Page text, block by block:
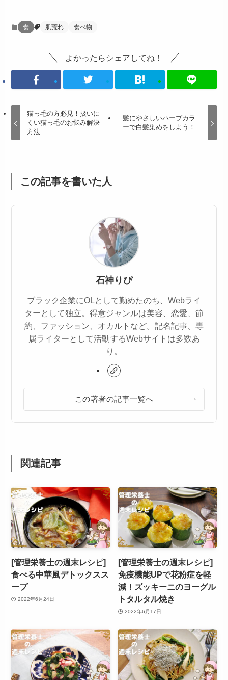
食 肌荒れ 食べ物
よかったらシェアしてね！
猫っ毛の方必見！扱いに
くい猫っ毛のお悩み解決
方法
髪にやさしいハーブカラ
ーで白髪染めをしよう！
この記事を書いた人
石神りぴ
ブラック企業にOLとして勤めたのち、Webライ
ターとして独立。得意ジャンルは美容、恋愛、節
約、ファッション、オカルトなど。記名記事、専
属ライターとして活動するWebサイトは多数あ
り。
この著者の記事一覧へ
関連記事
[管理栄養士の週末レシピ]
食べる中華風デトックスス
ープ
2022年6月24日
[管理栄養士の週末レシピ]
免疫機能UPで花粉症を軽
減！ズッキーニのヨーグル
トタルタル焼き
2022年6月17日